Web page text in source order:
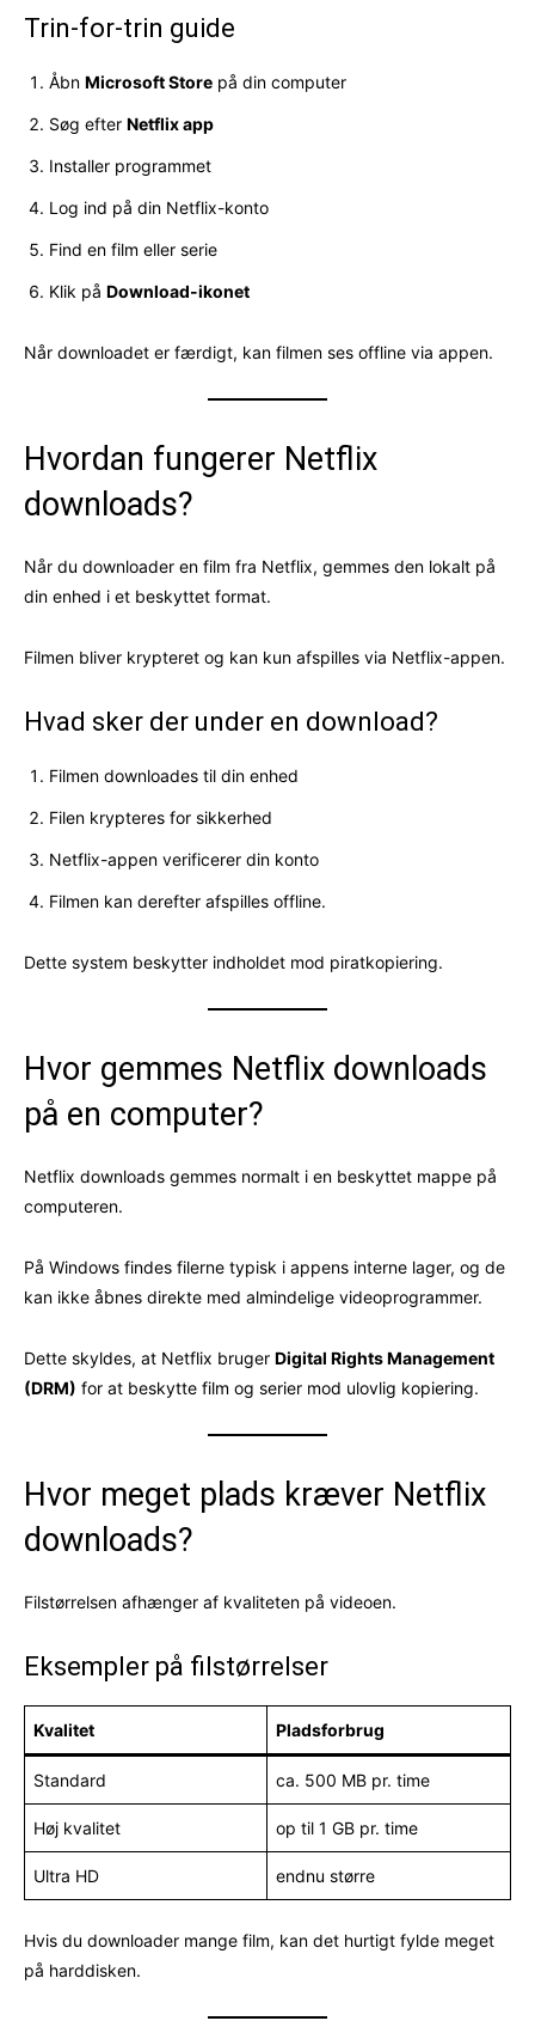
Trin-for-trin guide
Åbn Microsoft Store på din computer
Søg efter Netflix app
Installer programmet
Log ind på din Netflix-konto
Find en film eller serie
Klik på Download-ikonet
Når downloadet er færdigt, kan filmen ses offline via appen.
Hvordan fungerer Netflix
downloads?
Når du downloader en film fra Netflix, gemmes den lokalt på
din enhed i et beskyttet format.
Filmen bliver krypteret og kan kun afspilles via Netflix-appen.
Hvad sker der under en download?
Filmen downloades til din enhed
Filen krypteres for sikkerhed
Netflix-appen verificerer din konto
Filmen kan derefter afspilles offline.
Dette system beskytter indholdet mod piratkopiering.
Hvor gemmes Netflix downloads
på en computer?
Netflix downloads gemmes normalt i en beskyttet mappe på
computeren.
På Windows findes filerne typisk i appens interne lager, og de
kan ikke åbnes direkte med almindelige videoprogrammer.
Dette skyldes, at Netflix bruger Digital Rights Management
(DRM) for at beskytte film og serier mod ulovlig kopiering.
Hvor meget plads kræver Netflix
downloads?
Filstørrelsen afhænger af kvaliteten på videoen.
Eksempler på filstørrelser
Kvalitet Pladsforbrug
Standard ca. 500 MB pr. time
Høj kvalitet op til 1 GB pr. time
Ultra HD endnu større
Hvis du downloader mange film, kan det hurtigt fylde meget
på harddisken.